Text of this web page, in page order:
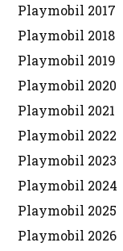
Playmobil 2017
Playmobil 2018
Playmobil 2019
Playmobil 2020
Playmobil 2021
Playmobil 2022
Playmobil 2023
Playmobil 2024
Playmobil 2025
Playmobil 2026